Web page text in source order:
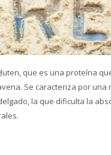
que es una proteína
Se caracteriza por
la que dificulta la